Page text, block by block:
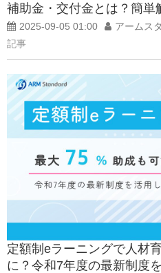
補助金・交付金とは？簡単
2025-09-05 01:00 アームス
記事
定額制eラーニングで人材
に？令和7年度の最新制度